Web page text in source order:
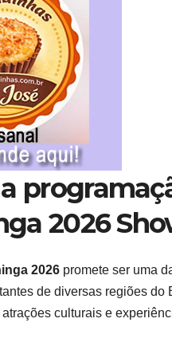
2026
2026 promete ser uma
de diversas regiões
culturais e